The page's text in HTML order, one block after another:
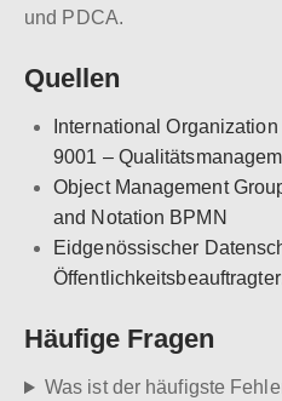
und PDCA.
Quellen
International
9001 –
Object Management
and Notation BPMN
Eidgenössischer
Häufige Fragen
Was ist der häufigste